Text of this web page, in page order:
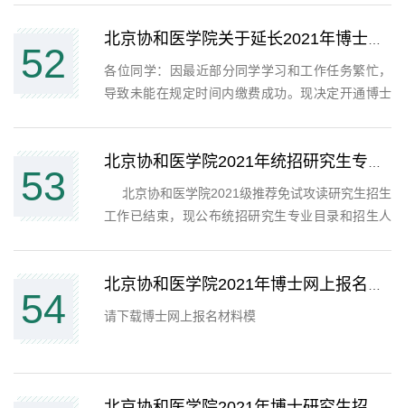
52
​各位同学：因最近部分同学学习和工作任务繁忙，
导致未能在规定时间内缴费成功。现决定开通博士
12月4日 23:59。感谢同学们的理解与支持。 北京
53
​ 北京协和医学院2021级推荐免试攻读研究生招生
工作已结束，现公布统招研究生专业目录和招生人
去拟录取推免生人数，供考生报名时参考，最后招
54 ​请下载博士网上报名材料模